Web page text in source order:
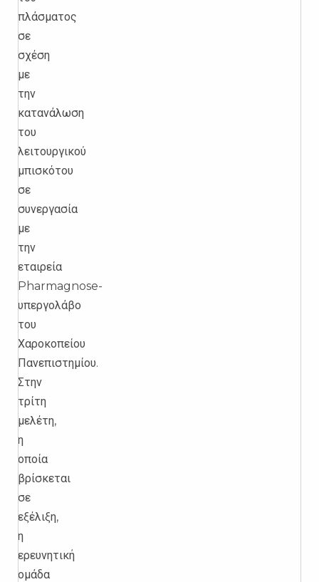
πλάσματος
σε
σχέση
με
την
κατανάλωση
του
λειτουργικού
μπισκότου
σε
συνεργασία
με
την
εταιρεία
Pharmagnose-
υπεργολάβο
του
Χαροκοπείου
Πανεπιστημίου.
Στην
τρίτη
μελέτη,
η
οποία
βρίσκεται
σε
εξέλιξη,
η
ερευνητική
ομάδα